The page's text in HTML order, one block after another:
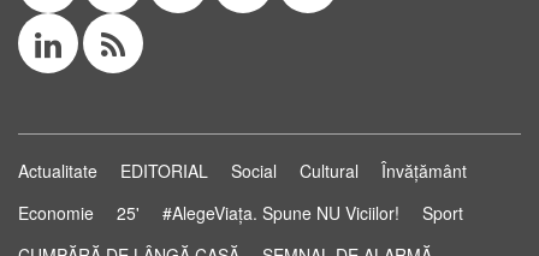
Actualitate EDITORIAL Social Cultural
Învățământ
Economie
25' #AlegeViața. Spune NU Viciilor!
Sport